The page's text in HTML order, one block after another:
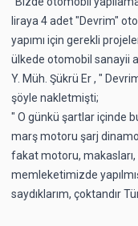
liraya 4 adet "Devrim"
yapımı için gerekli
ülkede otomobil sanayii
Y. Müh. Şükrü Er , "
şöyle nakletmişti;
" O günkü şartlar içinde
marş motoru şarj
fakat motoru, makasları,
memleketimizde
saydıklarım, çoktandır